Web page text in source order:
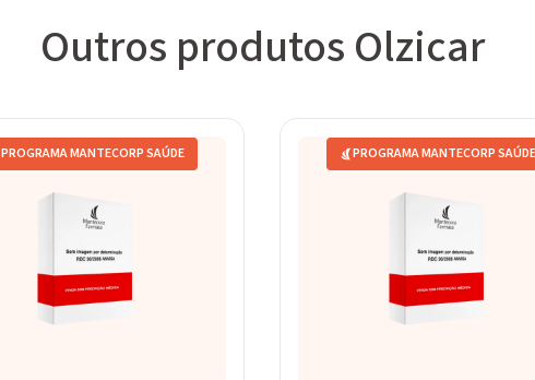
Outros produtos Olzicar
PROGRAMA MANTECORP SAÚDE PROGRAMA MANTECORP SAÚDE